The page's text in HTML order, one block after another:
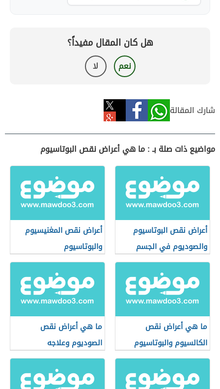
هل كان المقال مفيداً؟
نعم لا
شارك المقالة
مواضيع ذات صلة بـ : ما هي أعراض نقص البوتاسيوم
أعراض نقص البوتاسيوم
والصوديوم في الجسم
أعراض نقص المغنيسيوم
والبوتاسيوم
ما هي أعراض نقص
الكالسيوم والبوتاسيوم
ما هي أعراض نقص
الصوديوم وعلاجه